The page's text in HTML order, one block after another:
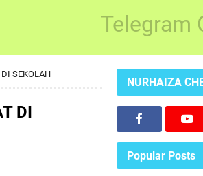
Telegram
SEKOLAH
DI
NURHAIZA
Popular Posts